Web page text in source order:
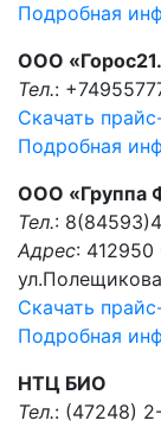
Подробная
ООО
Тел.:
Скачать
Подробная
ООО «Группа
Тел.:
Адрес: 412950
Скачать
Подробная
НТЦ БИО
Тел.: (47248)